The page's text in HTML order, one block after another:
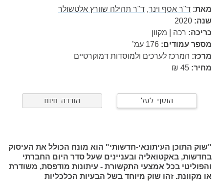
מאת: ד"ר אסף וינר, ד"ר תהילה שוורץ אלטשולר
שנה: 2020
כריכה: רכה | מקוון
מספר עמודים: 176 עמ’
מרכז: המרכז לערכים ולמוסדות דמוקרטיים
מחיר:
הוסף לסל הורדה חינם
"שוק התוכן העיתונאי-חדשותי" הוא מונח הכולל את העיסוק
בחדשות, באקטואליה ובעניינים שעל סדר היום החברתי
והפוליטי בכל אמצעי התקשורת - עיתונות מודפסת, משודרת
או מקוונת. זהו שוק מיוחד בשל הבעיות הכלכליות